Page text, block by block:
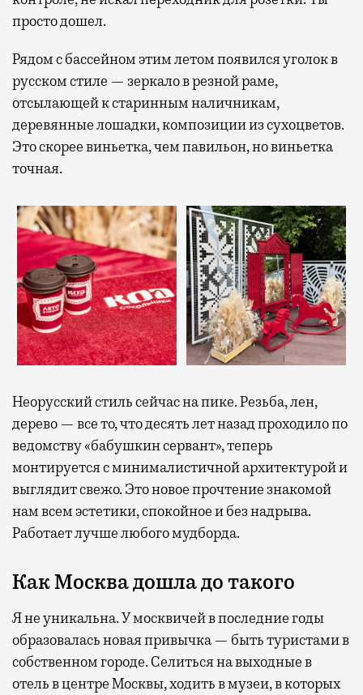
просто дошел.
Рядом с бассейном этим летом появился уголок в
русском стиле — зеркало в резной раме,
отсылающей к старинным наличникам,
деревянные лошадки, композиции из сухоцветов.
Это скорее виньетка, чем павильон, но виньетка
точная.
Неорусский стиль сейчас на пике. Резьба, лен,
дерево — все то, что десять лет назад проходило по
ведомству «бабушкин сервант», теперь
монтируется с минималистичной архитектурой и
выглядит свежо. Это новое прочтение знакомой
нам всем эстетики, спокойное и без надрыва.
Работает лучше любого мудборда.
Как Москва дошла до такого
Я не уникальна. У москвичей в последние годы
образовалась новая привычка — быть туристами в
собственном городе. Селиться на выходные в
отель в центре Москвы, ходить в музеи, в которых